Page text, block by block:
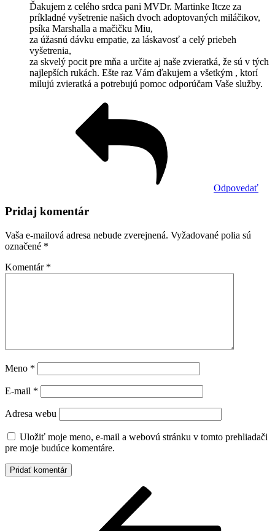
Ďakujem z celého srdca pani MVDr. Martinke Itcze za
príkladné vyšetrenie našich dvoch adoptovaných miláčikov,
psíka Marshalla a mačičku Miu,
za úžasnú dávku empatie, za láskavosť a celý priebeh
vyšetrenia,
za skvelý pocit pre mňa a určite aj naše zvieratká, že sú v tých
najlepších rukách. Ešte raz Vám ďakujem a všetkým , ktorí
milujú zvieratká a potrebujú pomoc odporúčam Vaše služby.
Odpovedať
Pridaj komentár
Vaša e-mailová adresa nebude zverejnená. Vyžadované polia sú
označené *
Komentár *
Meno *
E-mail *
Adresa webu
Uložiť moje meno, e-mail a webovú stránku v tomto prehliadači
pre moje budúce komentáre.